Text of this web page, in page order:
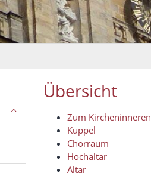
Übersicht
Zum Kircheninneren
Kuppel
Chorraum
Hochaltar
Altar